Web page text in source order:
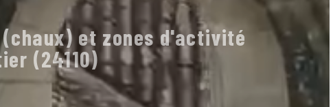
et zones d'activité
(24110)